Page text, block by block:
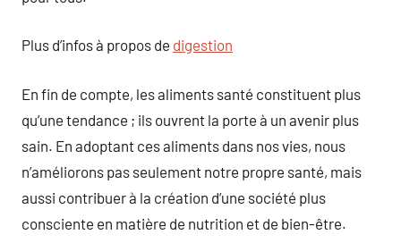
Plus d’infos à propos de digestion
En fin de compte, les aliments santé constituent plus
qu’une tendance ; ils ouvrent la porte à un avenir plus
sain. En adoptant ces aliments dans nos vies, nous
n’améliorons pas seulement notre propre santé, mais
aussi contribuer à la création d’une société plus
consciente en matière de nutrition et de bien-être.